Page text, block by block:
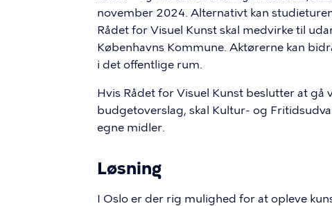
november 2024. Alternativt kan
Rådet for Visuel Kunst skal medvirke til
Københavns Kommune. Aktørerne kan
i det offentlige rum.
Hvis Rådet for Visuel Kunst beslutter at
budgetoverslag, skal Kultur- og
egne midler.
Løsning
I Oslo er der rig mulighed for at opleve